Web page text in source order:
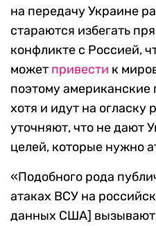
на передачу Украине
стараются избегать
конфликте с Россией,
может привести к
поэтому американские
хотя и идут на огласку
уточняют, что не дают
целей, которые нужно
«Подобного рода
атаках ВСУ на
данных США] вызывают